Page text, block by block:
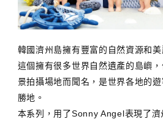
韓國濟州島擁有豐富的自然資源和美
這個擁有很多世界自然遺產的島嶼
景拍攝場地而聞名，是世界各地的
勝地。
本系列，用了Sonny Angel表現了濟